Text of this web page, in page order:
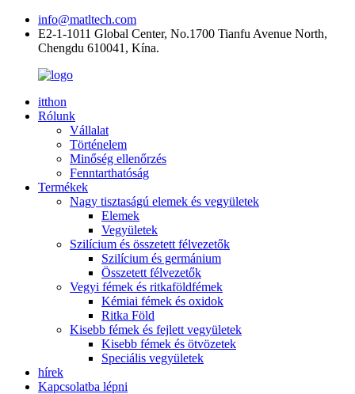
info@matltech.com
E2-1-1011 Global Center, No.1700 Tianfu Avenue North,
Chengdu 610041, Kína.
itthon
Rólunk
Vállalat
Történelem
Minőség ellenőrzés
Fenntarthatóság
Termékek
Nagy tisztaságú elemek és vegyületek
Elemek
Vegyületek
Szilícium és összetett félvezetők
Szilícium és germánium
Összetett félvezetők
Vegyi fémek és ritkaföldfémek
Kémiai fémek és oxidok
Ritka Föld
Kisebb fémek és fejlett vegyületek
Kisebb fémek és ötvözetek
Speciális vegyületek
hírek
Kapcsolatba lépni